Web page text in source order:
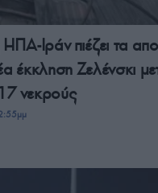
Ιράν πιέζει τα
έκκληση Ζελένσκι
νεκρούς